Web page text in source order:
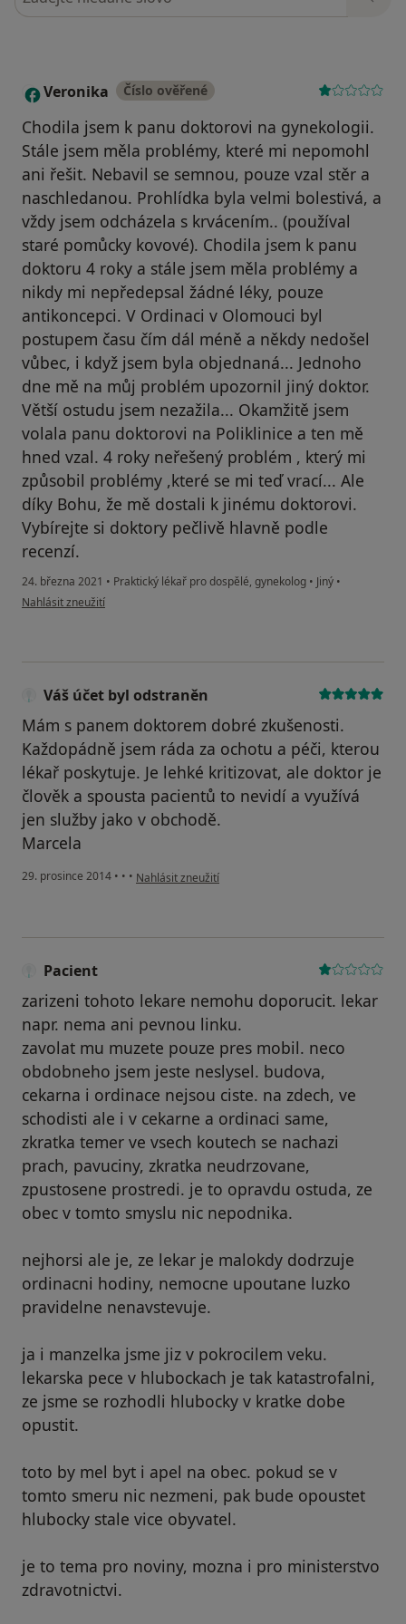
V Veronika Číslo ověřené
Chodila jsem k panu doktorovi na gynekologii.
Stále jsem měla problémy, které mi nepomohl
ani řešit. Nebavil se semnou, pouze vzal stěr a
naschledanou. Prohlídka byla velmi bolestivá, a
vždy jsem odcházela s krvácením.. (používal
staré pomůcky kovové). Chodila jsem k panu
doktoru 4 roky a stále jsem měla problémy a
nikdy mi nepředepsal žádné léky, pouze
antikoncepci. V Ordinaci v Olomouci byl
postupem času čím dál méně a někdy nedošel
vůbec, i když jsem byla objednaná... Jednoho
dne mě na můj problém upozornil jiný doktor.
Větší ostudu jsem nezažila... Okamžitě jsem
volala panu doktorovi na Poliklinice a ten mě
hned vzal. 4 roky neřešený problém , který mi
způsobil problémy ,které se mi teď vrací... Ale
díky Bohu, že mě dostali k jinému doktorovi.
Vybírejte si doktory pečlivě hlavně podle
recenzí.
24. března 2021 • Praktický lékař pro dospělé, gynekolog • Jiný •
podle názoru uživatele Veronika
Nahlásit zneužití
Váš účet byl odstraněn
Mám s panem doktorem dobré zkušenosti.
Každopádně jsem ráda za ochotu a péči, kterou
lékař poskytuje. Je lehké kritizovat, ale doktor je
člověk a spousta pacientů to nevidí a využívá
jen služby jako v obchodě.
Marcela
29. prosince 2014 • • • podle názoru uživatele Váš účet byl odstraněn
Nahlásit zneužití
Pacient
zarizeni tohoto lekare nemohu doporucit. lekar
napr. nema ani pevnou linku.
zavolat mu muzete pouze pres mobil. neco
obdobneho jsem jeste neslysel. budova,
cekarna i ordinace nejsou ciste. na zdech, ve
schodisti ale i v cekarne a ordinaci same,
zkratka temer ve vsech koutech se nachazi
prach, pavuciny, zkratka neudrzovane,
zpustosene prostredi. je to opravdu ostuda, ze
obec v tomto smyslu nic nepodnika.
nejhorsi ale je, ze lekar je malokdy dodrzuje
ordinacni hodiny, nemocne upoutane luzko
pravidelne nenavstevuje.
ja i manzelka jsme jiz v pokrocilem veku.
lekarska pece v hlubockach je tak katastrofalni,
ze jsme se rozhodli hlubocky v kratke dobe
opustit.
toto by mel byt i apel na obec. pokud se v
tomto smeru nic nezmeni, pak bude opoustet
hlubocky stale vice obyvatel.
je to tema pro noviny, mozna i pro ministerstvo
zdravotnictvi.